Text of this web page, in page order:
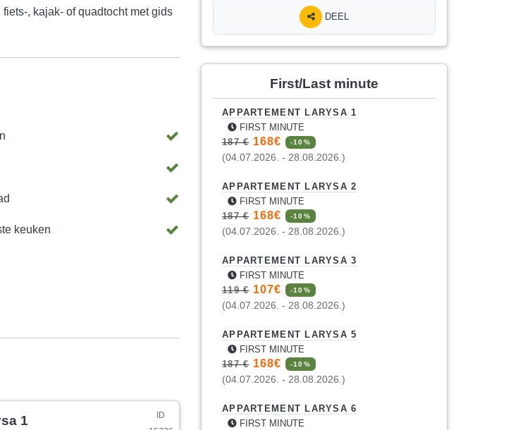
, kajak- of quadtocht met gids
keuken
1
ID
DEEL
First/Last minute
APPARTEMENT LARYSA 1
FIRST MINUTE
187 € 168€ -10%
(04.07.2026. - 28.08.2026.)
APPARTEMENT LARYSA 2
FIRST MINUTE
187 € 168€ -10%
(04.07.2026. - 28.08.2026.)
APPARTEMENT LARYSA 3
FIRST MINUTE
119 € 107€ -10%
(04.07.2026. - 28.08.2026.)
APPARTEMENT LARYSA 5
FIRST MINUTE
187 € 168€ -10%
(04.07.2026. - 28.08.2026.)
APPARTEMENT LARYSA 6
FIRST MINUTE